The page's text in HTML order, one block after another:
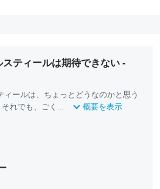
ティールは期待できない -
ィールは、ちょっとどうなのかと思う
れでも、ごく...
概要を表示